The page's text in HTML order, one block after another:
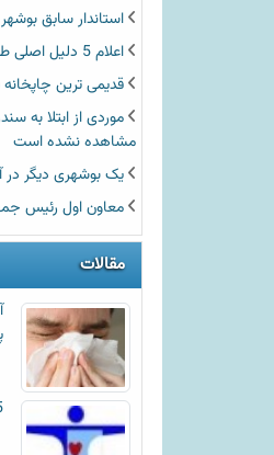
استاندار سابق
اعلام 5 دلیل اصلی طلاق در استان
قدیمی ترین
موردی از ابتلا به
مشاهده نشده است
یک بوشهری دیگر
معاون اول رئیس
مقالات
5نشانه